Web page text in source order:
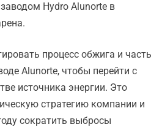
Hydro Alunorte в
процесс обжига и часть
Alunorte, чтобы перейти с
источника энергии. Это
стратегию компании и
сократить выбросы